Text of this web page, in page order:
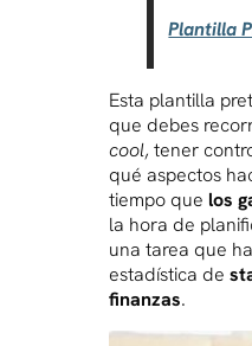
Plantilla
Esta plantilla
que debes
cool, tener
qué aspectos
tiempo que los
la hora de
una tarea que
estadística de
finanzas.